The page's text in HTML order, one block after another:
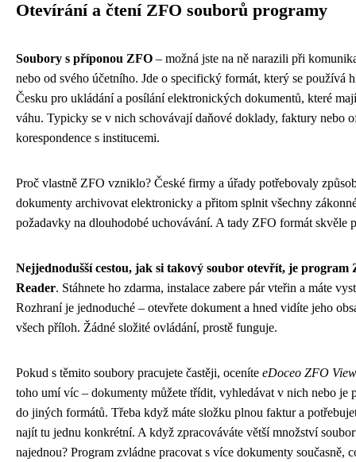
Otevírání a čtení ZFO souborů programy
Soubory s příponou ZFO – možná jste na ně narazili při
nebo od svého účetního. Jde o specifický formát, který se používá
Česku pro ukládání a posílání elektronických dokumentů, které
váhu. Typicky se v nich schovávají daňové doklady, faktury nebo
korespondence s institucemi.
Proč vlastně ZFO vzniklo? České firmy a úřady potřebovaly
dokumenty archivovat elektronicky a přitom splnit všechny
požadavky na dlouhodobé uchovávání. A tady ZFO formát skvěle
Nejjednodušší cestou, jak si takový soubor otevřít, je program
Reader. Stáhnete ho zdarma, instalace zabere pár vteřin a máte
Rozhraní je jednoduché – otevřete dokument a hned vidíte jeho
všech příloh. Žádné složité ovládání, prostě funguje.
Pokud s těmito soubory pracujete častěji, oceníte eDoceo ZFO
toho umí víc – dokumenty můžete třídit, vyhledávat v nich nebo je
do jiných formátů. Třeba když máte složku plnou faktur a
najít tu jednu konkrétní. A když zpracováváte větší množství
najednou? Program zvládne pracovat s více dokumenty současně,